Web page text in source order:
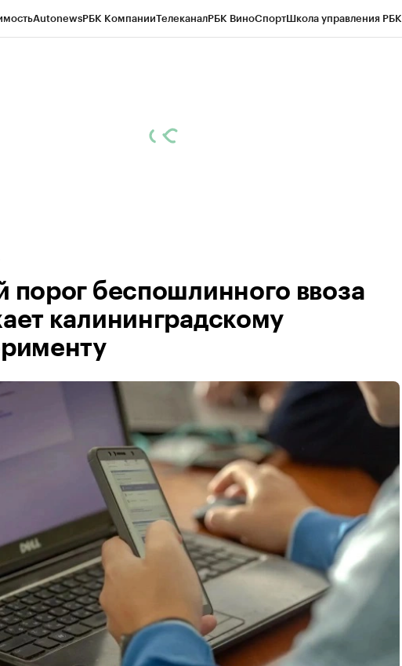
AutonewsРБК КомпанииТелеканалРБК ВиноСпортШкола управления РБК
порог беспошлинного ввоза
калининградскому